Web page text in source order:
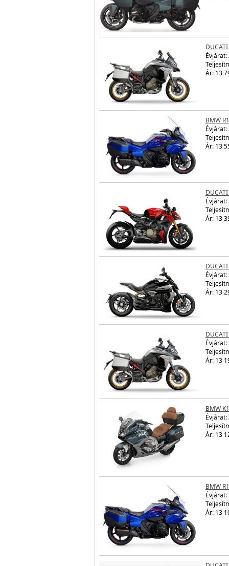
Évjárat:
Ár: 13
BMW
Évjárat:
Ár: 13
DUCATI
Évjárat:
Ár: 13
Évjárat:
Ár: 13
Évjárat:
Ár: 13
BMW
Évjárat:
Ár: 13
BMW
Évjárat:
Ár: 13